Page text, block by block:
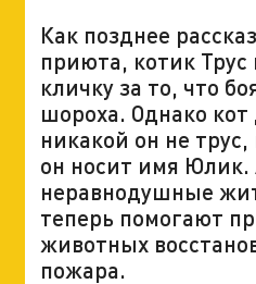
Как позднее
приюта, котик Трус
кличку за то, что
шороха. Однако кот
никакой он не
он носит имя Юлик.
неравнодушные
теперь помогают
животных
пожара.